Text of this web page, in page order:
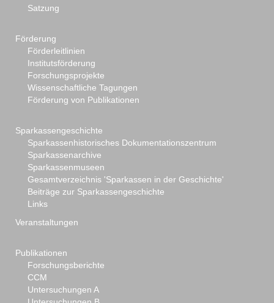
Satzung
Förderung
Förderleitlinien
Institutsförderung
Forschungsprojekte
Wissenschaftliche Tagungen
Förderung von Publikationen
Sparkassengeschichte
Sparkassenhistorisches Dokumentationszentrum
Sparkassenarchive
Sparkassenmuseen
Gesamtverzeichnis 'Sparkassen in der Geschichte'
Beiträge zur Sparkassengeschichte
Links
Veranstaltungen
Publikationen
Forschungsberichte
CCM
Untersuchungen A